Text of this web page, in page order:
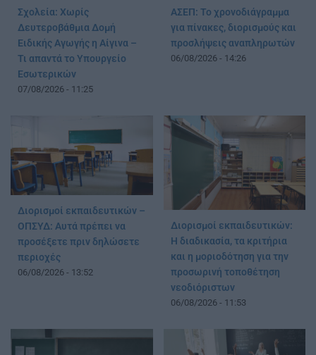
Σχολεία: Χωρίς
Δευτεροβάθμια Δομή
Ειδικής Αγωγής η Αίγινα –
Τι απαντά το Υπουργείο
Εσωτερικών
07/08/2026 - 11:25
ΑΣΕΠ: Το χρονοδιάγραμμα
για πίνακες, διορισμούς και
προσλήψεις αναπληρωτών
06/08/2026 - 14:26
Διορισμοί εκπαιδευτικών –
ΟΠΣΥΔ: Αυτά πρέπει να
προσέξετε πριν δηλώσετε
περιοχές
06/08/2026 - 13:52
Διορισμοί εκπαιδευτικών:
Η διαδικασία, τα κριτήρια
και η μοριοδότηση για την
προσωρινή τοποθέτηση
νεοδιόριστων
06/08/2026 - 11:53